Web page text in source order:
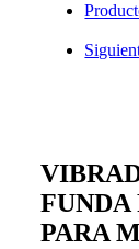
FUNDA
PARA